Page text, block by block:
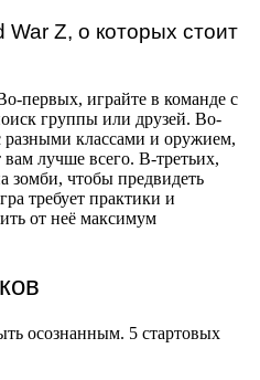
Z, о которых стоит
первых, играйте в команде с
группы или друзей. Во-
разными классами и оружием,
лучше всего. В-третьих,
зомби, чтобы предвидеть
требует практики и
от неё максимум
осознанным. 5 стартовых